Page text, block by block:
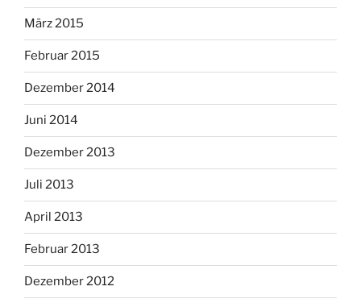
März 2015
Februar 2015
Dezember 2014
Juni 2014
Dezember 2013
Juli 2013
April 2013
Februar 2013
Dezember 2012